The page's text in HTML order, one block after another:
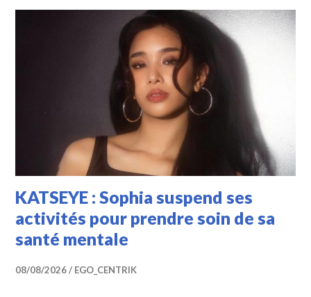
KATSEYE : Sophia suspend ses
activités pour prendre soin de sa
santé mentale
08/08/2026 EGO_CENTRIK